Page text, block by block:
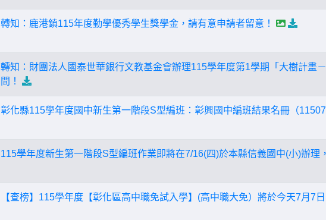
轉知：鹿港鎮115年度勤學優秀學生獎學金，請有意申請者留意！
轉知：財團法人國泰世華銀行文教基金會辦理115學年度第1學期「大樹計畫
間！
彰化縣115學年度國中新生第一階段S型編班：彰興國中編班結果名冊（
115學年度新生第一階段S型編班作業即將在7/16(四)於本縣信義國中(小)辦理
【查榜】115學年度【彰化區高中職免試入學】(高中職大免）將於今天7月7